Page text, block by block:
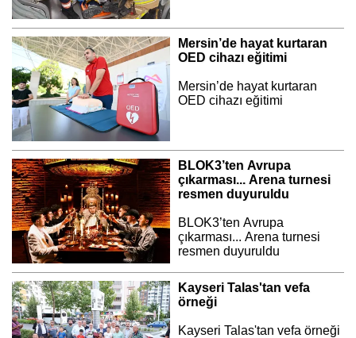
Mersin’de hayat kurtaran
OED cihazı eğitimi
Mersin’de hayat kurtaran
OED cihazı eğitimi
BLOK3’ten Avrupa
çıkarması... Arena turnesi
resmen duyuruldu
BLOK3’ten Avrupa
çıkarması... Arena turnesi
resmen duyuruldu
Kayseri Talas'tan vefa
örneği
Kayseri Talas'tan vefa örneği